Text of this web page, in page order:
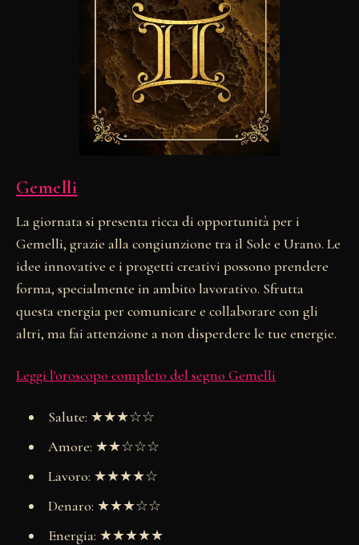
Gemelli
La giornata si presenta ricca di opportunità per i
Gemelli, grazie alla congiunzione tra il Sole e Urano. Le
idee innovative e i progetti creativi possono prendere
forma, specialmente in ambito lavorativo. Sfrutta
questa energia per comunicare e collaborare con gli
altri, ma fai attenzione a non disperdere le tue energie.
Leggi l'oroscopo completo del segno Gemelli
Salute: ★★★☆☆
Amore: ★★☆☆☆
Lavoro: ★★★★☆
Denaro: ★★★☆☆
Energia: ★★★★★